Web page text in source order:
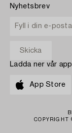
Nyhetsbrev
Ladda ner vår app
App Store
COPYRIGHT